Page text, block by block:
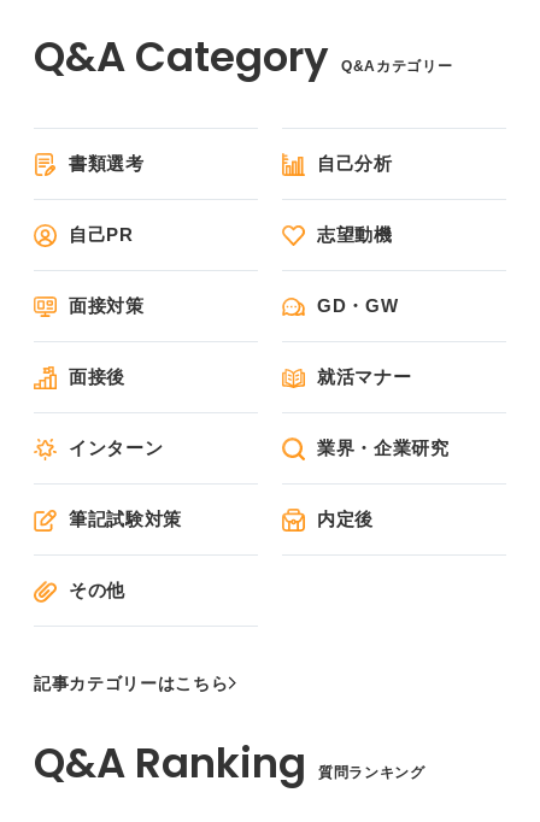
Q&Aカテゴリー
書類選考 自己分析
自己PR 志望動機
面接対策 GD・GW
面接後 就活マナー
インターン 業界・企業研究
筆記試験対策 内定後
その他
記事カテゴリーはこちら
質問ランキング